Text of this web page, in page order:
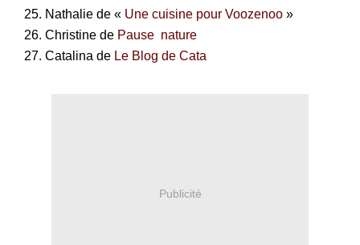
Nathalie de « Une cuisine pour Voozenoo »
Christine de Pause nature
Catalina de Le Blog de Cata
Publicité